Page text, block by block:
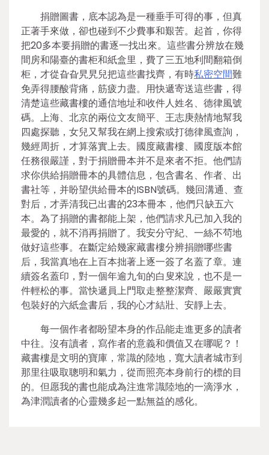
捐贈圖書，底本認為是一種垂手可得的事，但真
正著手來做，卻也碰到不少費事和艱苦。起首，你得
把20多本要捐贈的書逐一找出來。這些書分辨放在幾
間房和陽臺的書柜和紙盒里，費了三五地利間翻箱倒
柜，才從旮旮旯旯兒把這些書找齊，有時私密空間難
免弄得腰酸背痛，筋疲力盡。用快遞寄送這些書，得
清楚這些藏書樓的通信地址和收件人姓名、德律風號
碼。上海、北京的兩位文友簡平、王志庚熱情地幫我
四處探聽，女兒又幫我在網上搜索或打德律風查詢，
幾經周折，才算落實上去。國度藏書樓、國度版本館
任務很嚴謹，對于捐贈冊本并不是來者不拒。他們請
求你供給捐贈冊本的具體信息，包含書名、作者、出
書社等，并盼望供給冊本的ISBN號碼。幾回溝通、查
對后，才弄清我已出書的23本冊本，他們只缺五六
本。為了捐贈的書都能上架，他們請求凡已加入我的
最愛的，就不消再捐贈了。我安分守紀、一絲不茍地
做好這些事。在斷定給幾家藏書樓分辨捐贈哪些書
后，我當真地在上百本拙著上逐一簽了名蓋了章。連
續簽名蓋印，對一個年逾九旬的白叟來說，也不是一
件輕松的事。當快遞員上門取走整整潔齊、嚴嚴實實
包裝好的六紙盒書后，我的心才結壯、安靜上去。
每一個作者都盼望本身的作品能走進更多的讀者
中往。沒有讀者，寫作者的意義和價值又在哪呢？！
藏書樓是文明的寶庫，常識的陸地，寬大讀者城市到
那里往吸取聰明和氣力，從而照亮本身前行的標的目
的。但愿我的書也能成為注進常識陸地的一滴淨水，
為津潤讀者的心靈幾多起一點無益的感化。